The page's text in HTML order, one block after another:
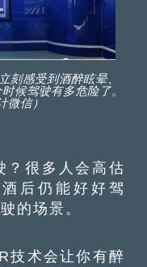
刻感受到酒醉眩晕、
候驾驶有多危险了。
微信）
很多人会高估
后仍能好好驾
的场景。
术会让你有醉